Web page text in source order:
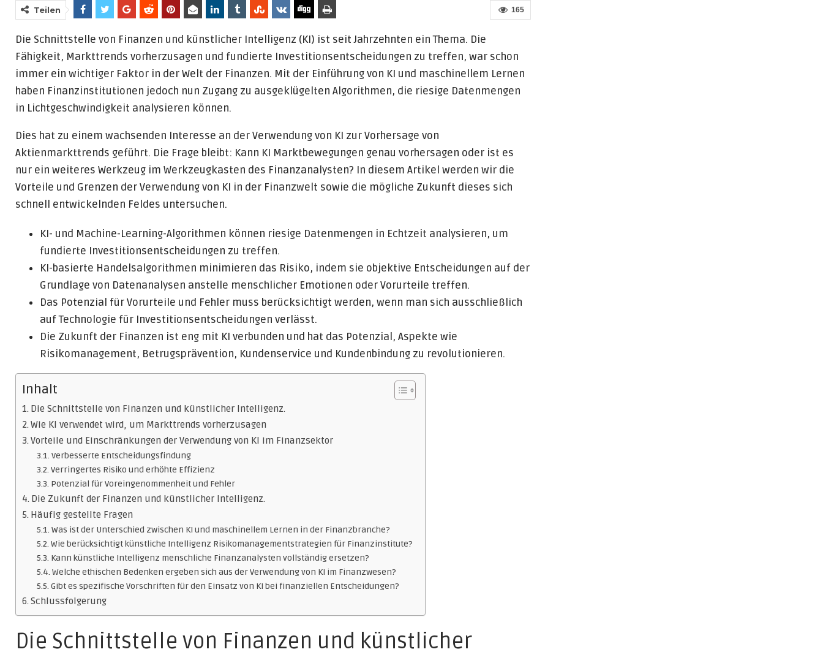
165
Teilen
Die Schnittstelle von Finanzen und künstlicher Intelligenz (KI) ist seit Jahrzehnten ein Thema. Die
Fähigkeit, Markttrends vorherzusagen und fundierte Investitionsentscheidungen zu treffen, war schon
immer ein wichtiger Faktor in der Welt der Finanzen. Mit der Einführung von KI und maschinellem Lernen
haben Finanzinstitutionen jedoch nun Zugang zu ausgeklügelten Algorithmen, die riesige Datenmengen
in Lichtgeschwindigkeit analysieren können.
Dies hat zu einem wachsenden Interesse an der Verwendung von KI zur Vorhersage von
Aktienmarkttrends geführt. Die Frage bleibt: Kann KI Marktbewegungen genau vorhersagen oder ist es
nur ein weiteres Werkzeug im Werkzeugkasten des Finanzanalysten? In diesem Artikel werden wir die
Vorteile und Grenzen der Verwendung von KI in der Finanzwelt sowie die mögliche Zukunft dieses sich
schnell entwickelnden Feldes untersuchen.
KI- und Machine-Learning-Algorithmen können riesige Datenmengen in Echtzeit analysieren, um
fundierte Investitionsentscheidungen zu treffen.
KI-basierte Handelsalgorithmen minimieren das Risiko, indem sie objektive Entscheidungen auf der
Grundlage von Datenanalysen anstelle menschlicher Emotionen oder Vorurteile treffen.
Das Potenzial für Vorurteile und Fehler muss berücksichtigt werden, wenn man sich ausschließlich
auf Technologie für Investitionsentscheidungen verlässt.
Die Zukunft der Finanzen ist eng mit KI verbunden und hat das Potenzial, Aspekte wie
Risikomanagement, Betrugsprävention, Kundenservice und Kundenbindung zu revolutionieren.
Inhalt
Die Schnittstelle von Finanzen und künstlicher Intelligenz.
Wie KI verwendet wird, um Markttrends vorherzusagen
Vorteile und Einschränkungen der Verwendung von KI im Finanzsektor
Verbesserte Entscheidungsfindung
Verringertes Risiko und erhöhte Effizienz
Potenzial für Voreingenommenheit und Fehler
Die Zukunft der Finanzen und künstlicher Intelligenz.
Häufig gestellte Fragen
Was ist der Unterschied zwischen KI und maschinellem Lernen in der Finanzbranche?
Wie berücksichtigt künstliche Intelligenz Risikomanagementstrategien für Finanzinstitute?
Kann künstliche Intelligenz menschliche Finanzanalysten vollständig ersetzen?
Welche ethischen Bedenken ergeben sich aus der Verwendung von KI im Finanzwesen?
Gibt es spezifische Vorschriften für den Einsatz von KI bei finanziellen Entscheidungen?
Schlussfolgerung
Die Schnittstelle von Finanzen und künstlicher